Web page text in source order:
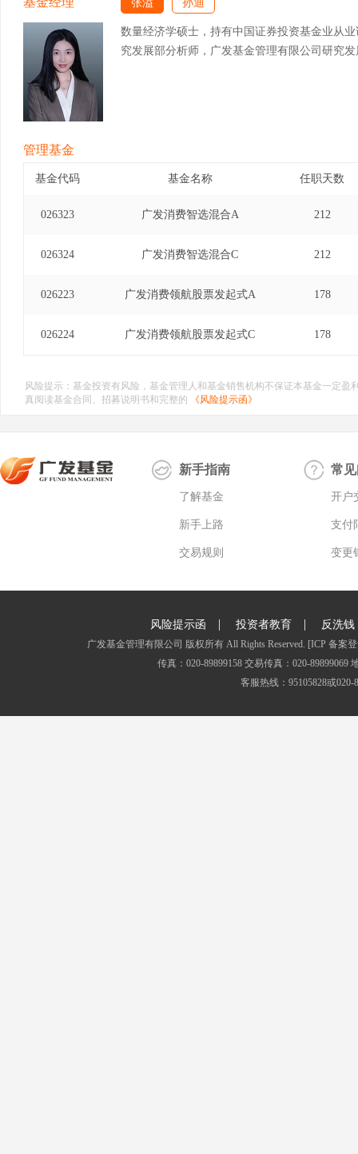
张溢 孙迪
数量经济学硕士，持有中国证券投资基金业从
究发展部分析师，广发基金管理有限公司研究
管理基金
基金代码 基金名称 任职天数
026323 广发消费智选混合A 212
026324 广发消费智选混合C 212
026223 广发消费领航股票发起式A 178
026224 广发消费领航股票发起式C 178
风险提示：基金投资有风险，基金管理人和基金销售机构不保证本基金一定
真阅读基金合同、招募说明书和完整的
《风险提示函》
新手指南
了解基金
新手上路
交易规则
常
开户
支付
变更
风险提示函 | 投资者教育 | 反洗钱
广发基金管理有限公司 版权所有 All Rights Reserved. [ICP 备案
传真：020-89899158 交易传真：020-
客服热线：95105828或020-